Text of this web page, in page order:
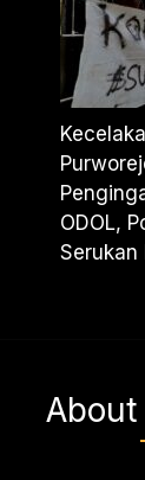
ODOL,
Serukan